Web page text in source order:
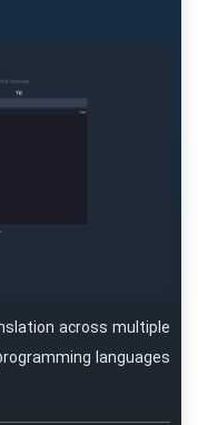
across multiple
languages